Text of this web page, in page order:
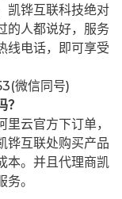
凯铧互联科技绝对
的人都说好，服务
线电话，即可享受
微信同号)
云官方下订单，
铧互联处购买产品
本。并且代理商凯
。